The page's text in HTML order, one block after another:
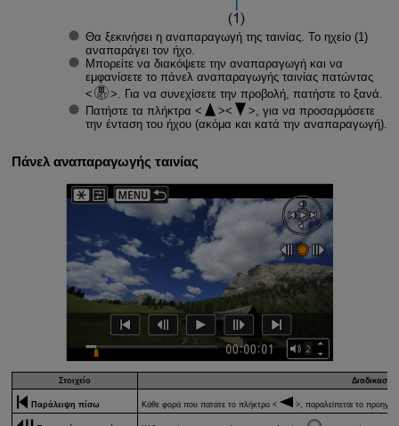
Θα ξεκινήσει η αναπαραγωγή της ταινίας. Το ηχείο (1)
αναπαράγει τον ήχο.
Μπορείτε να διακόψετε την αναπαραγωγή και να
εμφανίσετε το πάνελ αναπαραγωγής ταινίας πατώντας
. Για να συνεχίσετε την προβολή, πατήστε το ξανά.
Πατήστε τα πλήκτρα
, για να προσαρμόσετε
την ένταση του ήχου (ακόμα και κατά την αναπαραγωγή).
Πάνελ αναπαραγωγής ταινίας
Στοιχείο
Παράλειψη πίσω Κάθε φορά που πατάτε το πλήκτρο , παραλείπεται το